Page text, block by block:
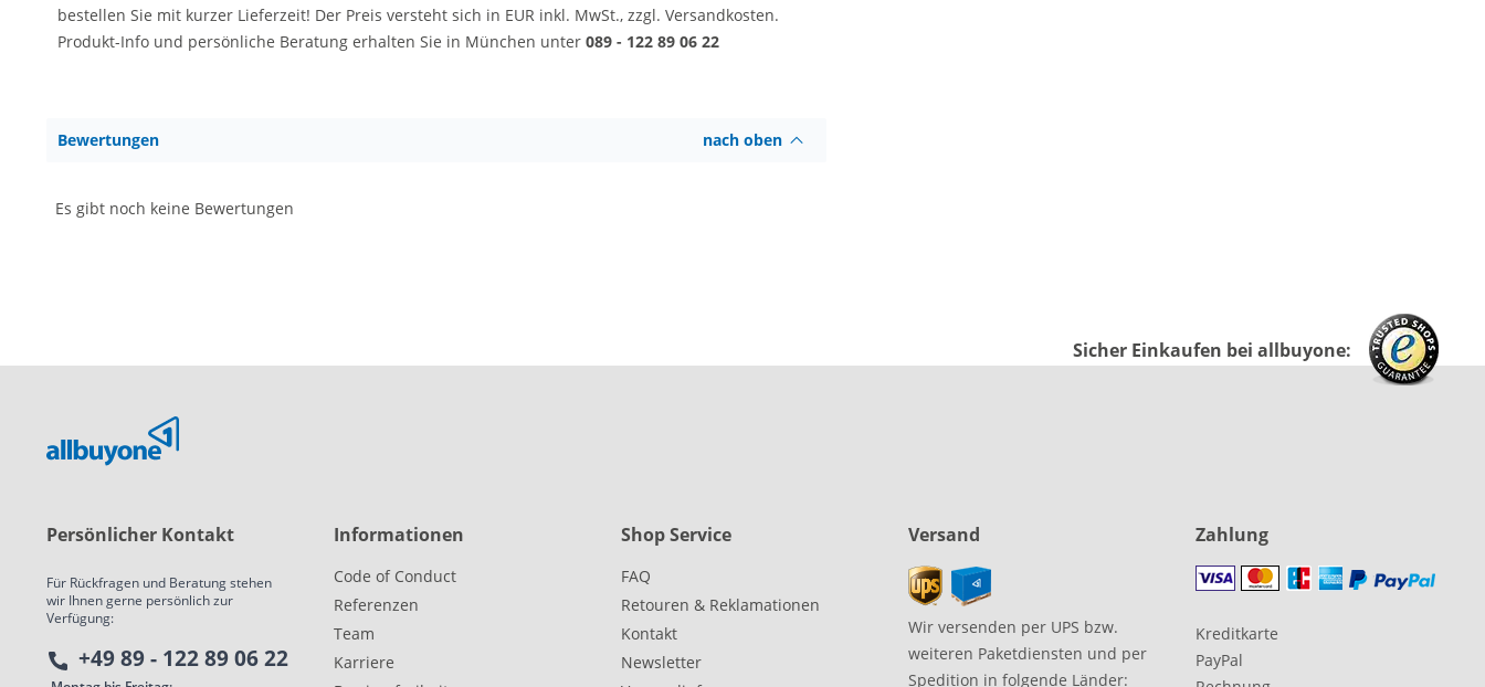
bestellen Sie mit kurzer Lieferzeit! Der Preis versteht sich in EUR inkl. MwSt., zzgl. Versandkosten.
Produkt-Info und persönliche Beratung erhalten Sie in München unter 089 - 122 89 06 22
Bewertungen nach oben
Es gibt noch keine Bewertungen
Sicher Einkaufen bei allbuyone:
Persönlicher Kontakt
Für Rückfragen und Beratung stehen
wir Ihnen gerne persönlich zur
Verfügung:
+49 89 - 122 89 06 22
Informationen
Code of Conduct
Referenzen
Team
Karriere
Shop Service
FAQ
Retouren & Reklamationen
Kontakt
Newsletter
Versand
Wir versenden per UPS bzw.
weiteren Paketdiensten und per
Spedition in folgende Länder:
Zahlung
Kreditkarte
PayPal